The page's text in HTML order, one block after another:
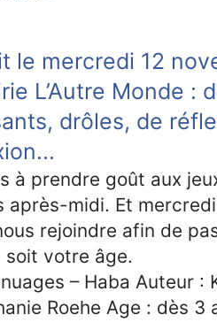
le mercredi 12
L’Autre Monde :
drôles, de
à prendre goût aux
après-midi. Et
rejoindre afin de
soit votre âge.
– Haba Auteur :
Roehe Age : dès 3